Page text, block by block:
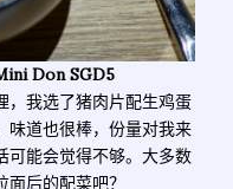
Don SGD5
，我选了猪肉片配生鸡蛋
味道也很棒，份量对我来
可能会觉得不够。大多数
后的配菜吧？